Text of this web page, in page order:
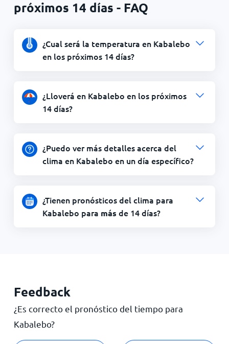
próximos 14 días - FAQ
¿Cual será la temperatura en Kabalebo
en los próximos 14 días?
¿Lloverá en Kabalebo en los próximos
14 días?
¿Puedo ver más detalles acerca del
clima en Kabalebo en un día específico?
¿Tienen pronósticos del clima para
Kabalebo para más de 14 días?
Feedback
¿Es correcto el pronóstico del tiempo para
Kabalebo?